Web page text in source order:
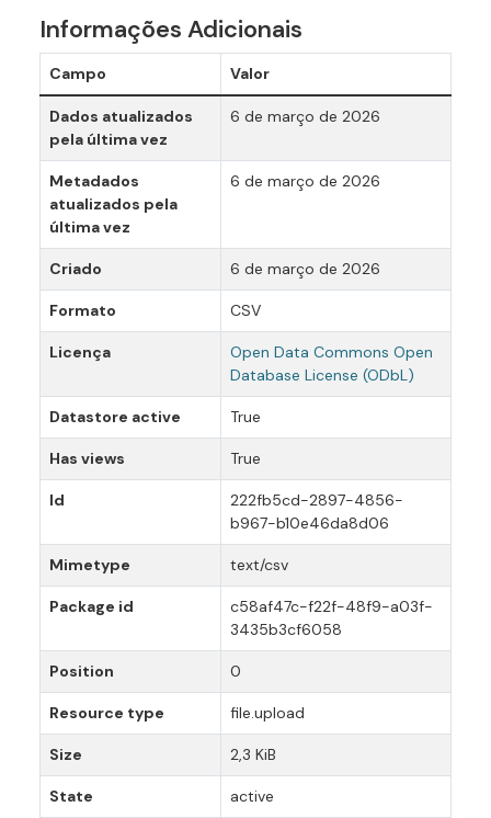
Informações Adicionais
Campo Valor
Dados atualizados
pela última vez
6 de março de 2026
Metadados
atualizados pela
última vez
6 de março de 2026
Criado 6 de março de 2026
Formato CSV
Licença
Open Data Commons Open
Database License (ODbL)
Datastore active True
Has views True
Id
222fb5cd-2897-4856-
b967-b10e46da8d06
Mimetype text/csv
Package id
c58af47c-f22f-48f9-a03f-
3435b3cf6058
Position 0
Resource type file.upload
Size 2,3 KiB
State active